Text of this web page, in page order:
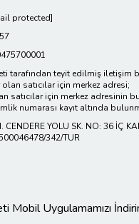
protected]
tarafından teyit edilmiş iletişim
satıcılar için merkez adresi;
satıcılar için merkez adresinin
numarası kayıt altında
YOLU SK. NO: 36 İÇ
342/TUR
Mobil Uygulamamızı